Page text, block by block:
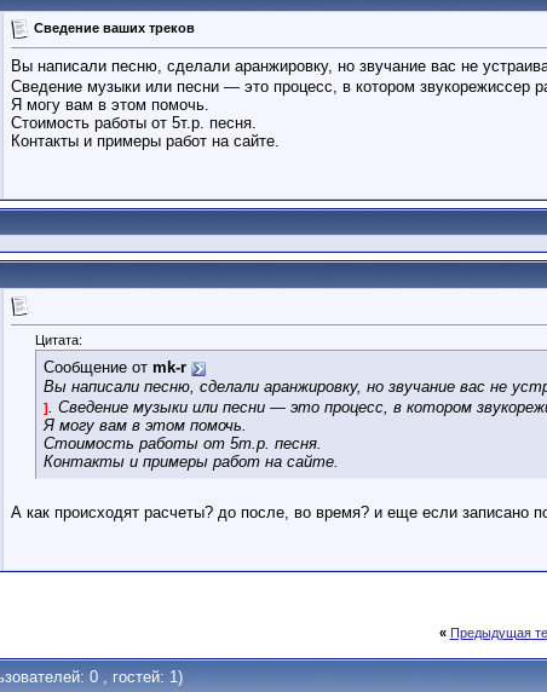
Сведение ваших треков
Вы написали песню, сделали аранжировку, но звучание вас не
Сведение музыки или песни — это процесс, в котором звукорежиссер
Я могу вам в этом помочь.
Стоимость работы от 5т.р. песня.
Контакты и примеры работ на сайте.
Цитата:
Сообщение от mk-r
Вы написали песню, сделали аранжировку, но звучание вас не
]. Сведение музыки или песни — это процесс, в котором
Я могу вам в этом помочь.
Стоимость работы от 5т.р. песня.
Контакты и примеры работ на сайте.
А как происходят расчеты? до после, во время? и еще если записано
« Предыдущая
0 , гостей: 1)